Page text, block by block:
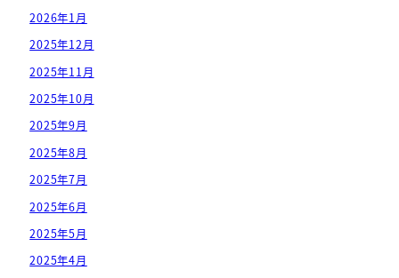
2026年1月
2025年12月
2025年11月
2025年10月
2025年9月
2025年8月
2025年7月
2025年6月
2025年5月
2025年4月